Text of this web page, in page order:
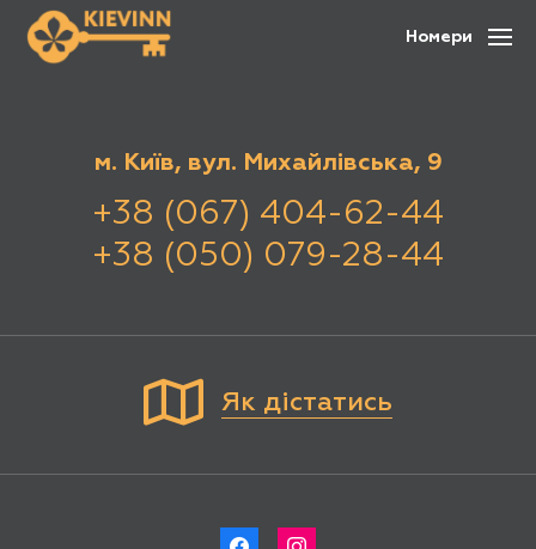
Номери
Як дістатись
м. Київ, вул. Михайлівська, 9
+38 (067) 404-62-44
+38 (050) 079-28-44